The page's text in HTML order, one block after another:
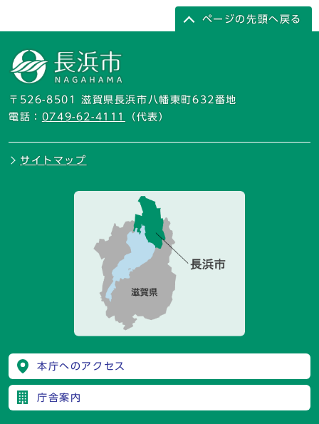
ページの先頭へ戻る
〒526-8501 滋賀県長浜市八幡東町632番地
電話： 0749-62-4111 （代表）
サイトマップ
本庁へのアクセス
庁舎案内